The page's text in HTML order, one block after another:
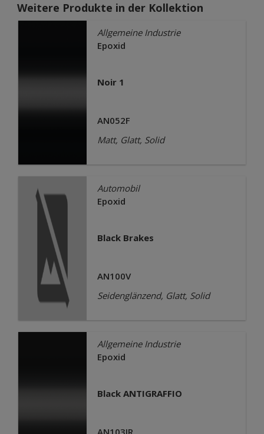
Weitere Produkte in der Kollektion
Allgemeine Industrie
Epoxid
Noir 1
AN052F
Matt, Glatt, Solid
Automobil
Epoxid
Black Brakes
AN100V
Seidenglänzend, Glatt, Solid
Allgemeine Industrie
Epoxid
Black ANTIGRAFFIO